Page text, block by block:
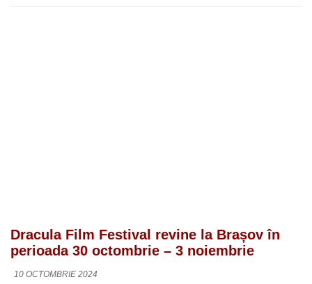
Dracula Film Festival revine la Brașov în
perioada 30 octombrie – 3 noiembrie
10 OCTOMBRIE 2024